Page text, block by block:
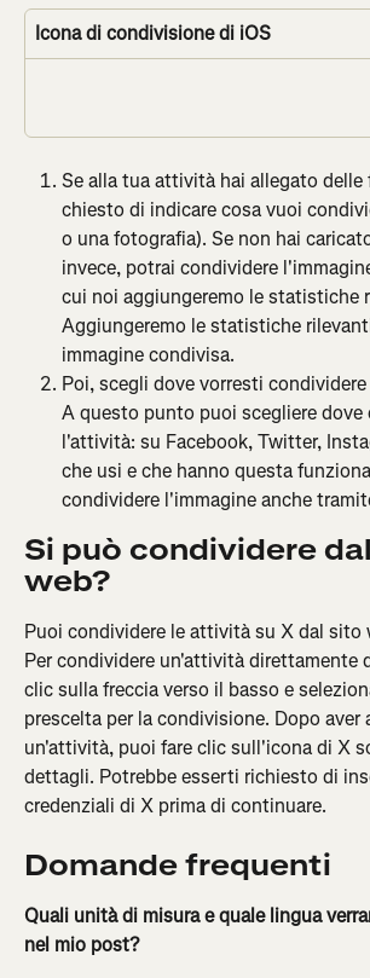
Icona di condivisione di iOS
Se alla tua attività hai allegato
chiesto di indicare cosa vuoi
o una fotografia). Se non hai
invece, potrai condividere
cui noi aggiungeremo le statistiche
Aggiungeremo le statistiche
immagine condivisa.
Poi, scegli dove vorresti
A questo punto puoi scegliere dove
l'attività: su Facebook, Twitter,
che usi e che hanno questa
condividere l'immagine anche
Si può condividere
web?
Puoi condividere le attività su X dal sito
Per condividere un'attività direttamente
clic sulla freccia verso il basso e
prescelta per la condivisione. Dopo aver
un'attività, puoi fare clic sull'icona di X
dettagli. Potrebbe esserti richiesto di
credenziali di X prima di continuare.
Domande frequenti
Quali unità di misura e quale lingua
nel mio post?